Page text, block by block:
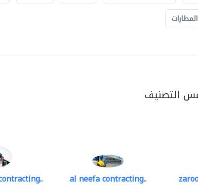
التصنيف
al neefa contracting..